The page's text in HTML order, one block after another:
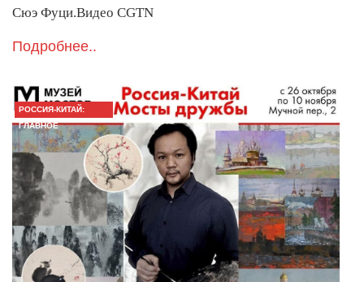
Сюэ Фуци.Видео CGTN
Подробнее..
РОССИЯ-КИТАЙ:
ГЛАВНОЕ